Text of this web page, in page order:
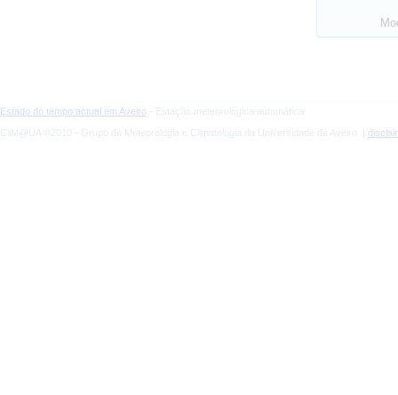
Estado do tempo actual em Aveiro
CliM@UA ©2010 - Grupo de Meteorologia e Climatologia da Universidade de Aveiro |